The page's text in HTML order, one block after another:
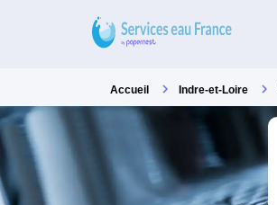
Accueil Indre-et-Loire